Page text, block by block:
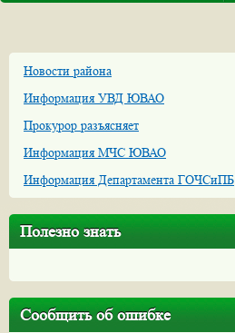
Новости района
Информация УВД ЮВАО
Прокурор разъясняет
Информация МЧС ЮВАО
Информация Департамента ГОЧСиПБ
Полезно знать
Сообщить об ошибке